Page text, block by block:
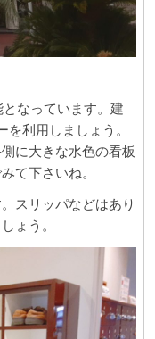
なっています。建
利用しましょう。
に大きな水色の看板
て下さいね。
スリッパなどはあり
ょう。